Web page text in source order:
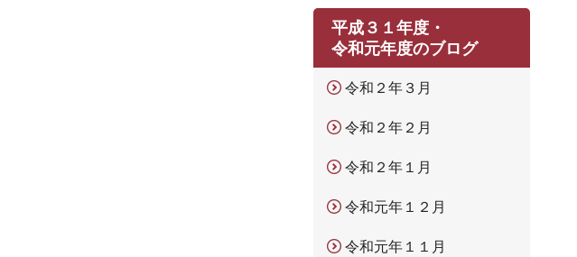
平成３１年度・
令和元年度のブログ
令和２年３月
令和２年２月
令和２年１月
令和元年１２月
令和元年１１月